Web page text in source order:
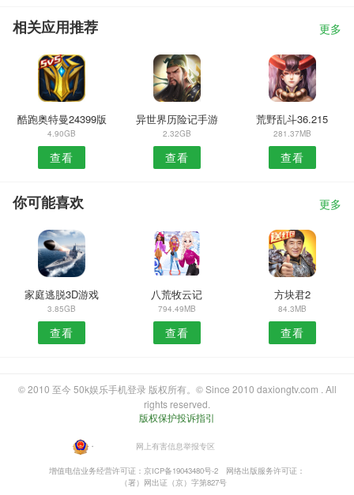
相关应用推荐 更多
酷跑奥特曼24399版
4.90GB
查看
异世界历险记手游
2.32GB
查看
荒野乱斗36.215
281.37MB
查看
你可能喜欢 更多
家庭逃脱3D游戏
3.85GB
查看
八荒牧云记
794.49MB
查看
方块君2
84.3MB
查看
© 2010 至今 50k娱乐手机登录 版权所有。© Since 2010 daxiongtv.com . All
rights reserved.
版权保护投诉指引
・ 网上有害信息举报专区
增值电信业务经营许可证：京ICP备19043480号-2
网络出版服务许可证：
（署）网出证（京）字第827号